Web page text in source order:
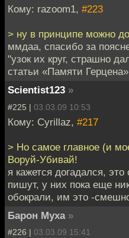
Кому: razoom1, #223
> ну в принципе можно
ммдаа, спасибо за
"узок их круг, страшно
статьи «Памяти
Scientist123 »
#225 | 03.03.09 10:53
Кому: Cyrillaz, #217
> Но самое главное (и
Воруй-Убивай!
я кажется догадался,
пишут, у них пока еще
обокрали, им это -
Барон Муха »
#226 | 03.03.09 15:41